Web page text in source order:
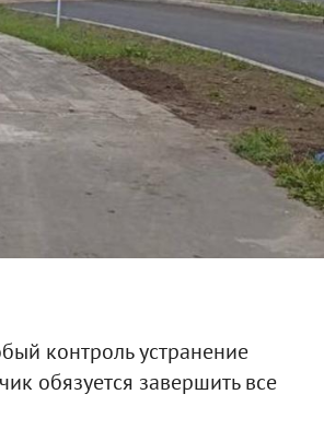
контроль устранение
обязуется завершить все